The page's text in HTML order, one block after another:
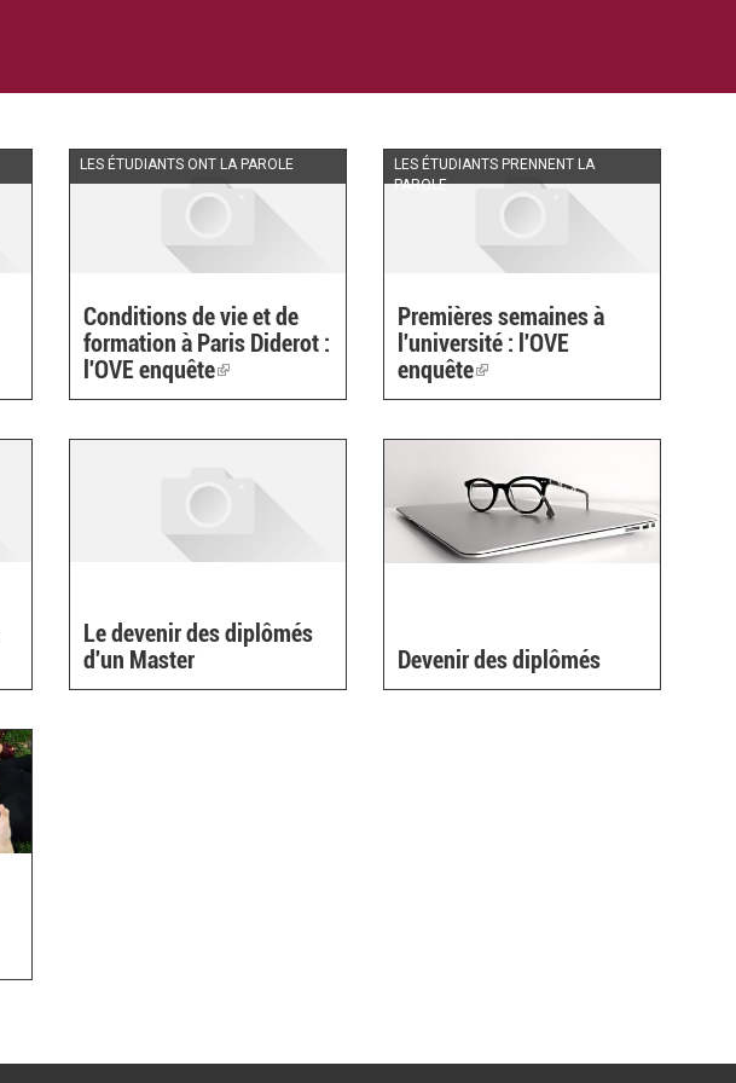
LES ÉTUDIANTS ONT LA PAROLE
Conditions de vie et de
formation à Paris Diderot :
l'OVE enquête(link
is
LES ÉTUDIANTS PRENNENT LA
PAROLE
Premières semaines à
l'université : l'OVE
enquête(link
is
Le devenir des diplômés
d'un Master
Devenir des diplômés